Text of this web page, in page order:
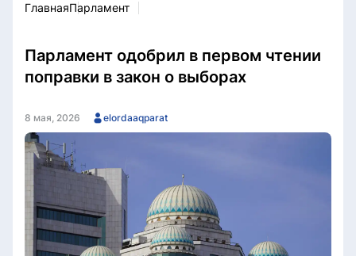
Новости столицы
Спорт
Культура
Разное
Мнение
Видео
Мир
Этический кодекс
Служу стране
ГлавнаяПарламент
Парламент одобрил в первом чтении
поправки в закон о выборах
8 мая, 2026 elordaaqparat